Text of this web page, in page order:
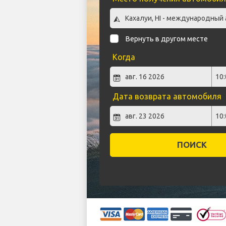
Вернуть в другом месте
Когда
Дата возврата автомобиля
ПОИСК